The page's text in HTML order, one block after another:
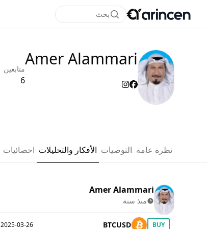
بحث
Amer Alammariمتابعين
6
نظرة عامة التوصيات الأفكار والتحليلات احصائيات
Amer Alammari
منذ سنة
BUY
BTCUSD
2025-03-26 11:10